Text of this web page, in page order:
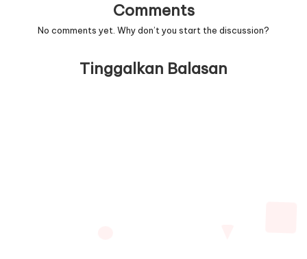
Comments
No comments yet. Why don’t you start the discussion?
Tinggalkan Balasan